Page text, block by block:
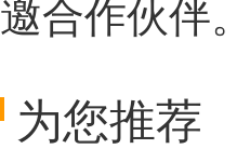
邀合作伙伴。
为您推荐